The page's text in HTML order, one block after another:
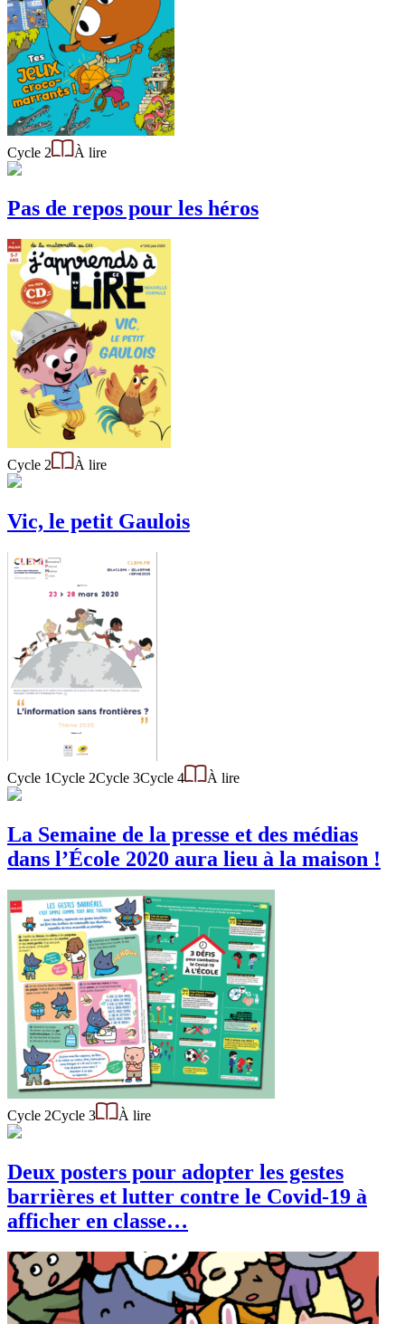
Cycle 2 À lire
Pas de repos pour les héros
Cycle 2 À lire
Vic, le petit Gaulois
Cycle 1Cycle 2Cycle 3Cycle 4 À lire
La Semaine de la presse et des médias
dans l’École 2020 aura lieu à la maison !
Cycle 2Cycle 3 À lire
Deux posters pour adopter les gestes
barrières et lutter contre le Covid-19 à
afficher en classe…